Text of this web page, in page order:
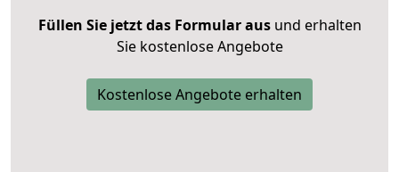
Füllen Sie jetzt das Formular ausund erhalten
Sie kostenlose Angebote
Kostenlose Angebote erhalten